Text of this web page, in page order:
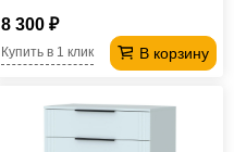
8 300 ₽
В корзину
Купить в 1 клик